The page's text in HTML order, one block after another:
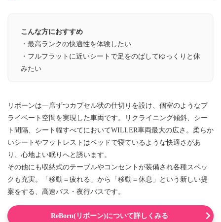
こんな方におすすめ
・最高ランクの快適性を体験したい
・フルフラットに近いシートで足をのばしてゆっくりと休
みたい
リボーンは一席ずつカプセル状の仕切りを設け、個室のようなプ
ライベート空間を実現した車両です。リクライニング傾斜、シー
ト間隔、シート幅すべてにおいてWILLER車両最大の広さ。柔らか
いシートやフットレストはベッドで寝ているような快適さがあ
り、心地よい眠りへと誘います。
その他にも収納式のテーブルやコンセントが装備され各種スペッ
クも充実。「移動＝疲れる」から「移動＝休息」という新しい提
案をする、高速バス・夜行バスです。
ReBorn(リボーン)について詳しくみる